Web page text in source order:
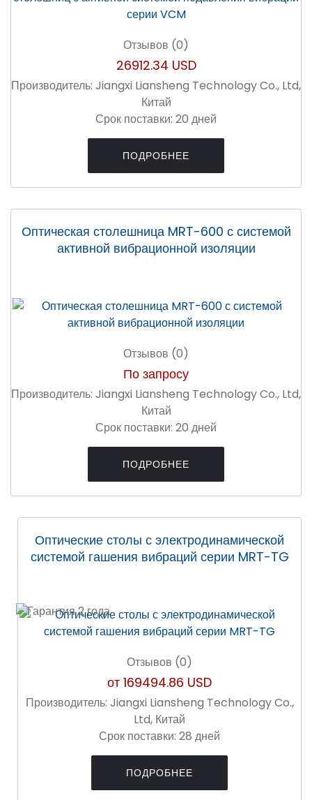
Отзывов (0)
26912.34 USD
Производитель: Jiangxi Liansheng Technology Co., Ltd,
Китай
Срок поставки: 20 дней
ПОДРОБНЕЕ
Оптическая столешница MRT-600 с системой
активной вибрационной изоляции
Отзывов (0)
По запросу
Производитель: Jiangxi Liansheng Technology Co., Ltd,
Китай
Срок поставки: 20 дней
ПОДРОБНЕЕ
Оптические столы с электродинамической
системой гашения вибраций серии MRT-TG
Отзывов (0)
от 169494.86 USD
Производитель: Jiangxi Liansheng Technology Co.,
Ltd, Китай
Срок поставки: 28 дней
ПОДРОБНЕЕ